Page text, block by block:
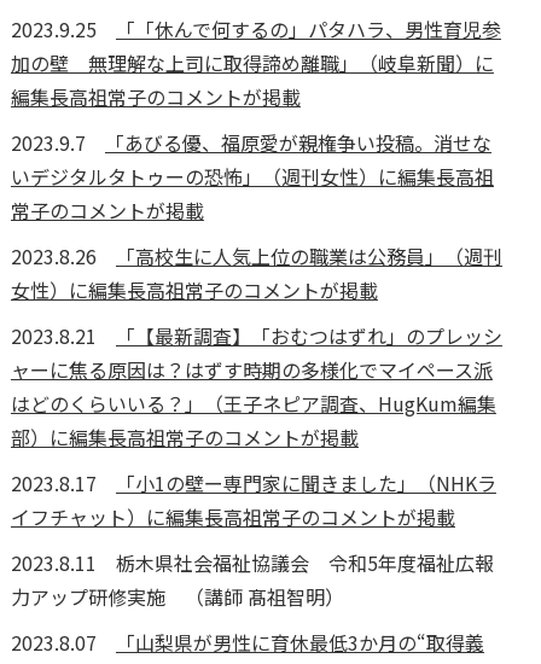
2023.9.25
「「休んで何するの」パタハラ、男性育児参
加の壁 無理解な上司に取得諦め離職」（岐阜新聞）に
編集長高祖常子のコメントが掲載
2023.9.7
「あびる優、福原愛が親権争い投稿。消せな
いデジタルタトゥーの恐怖」（週刊女性）に編集長高祖
常子のコメントが掲載
2023.8.26
「高校生に人気上位の職業は公務員」（週刊
女性）に編集長高祖常子のコメントが掲載
2023.8.21
「【最新調査】「おむつはずれ」のプレッシ
ャーに焦る原因は？はずす時期の多様化でマイペース派
はどのくらいいる？」（王子ネピア調査、HugKum編集
部）に編集長高祖常子のコメントが掲載
2023.8.17
「小1の壁ー専門家に聞きました」（NHKラ
イフチャット）に編集長高祖常子のコメントが掲載
2023.8.11 栃木県社会福祉協議会 令和5年度福祉広報
力アップ研修実施 （講師 髙祖智明）
2023.8.07
「山梨県が男性に育休最低3か月の“取得義